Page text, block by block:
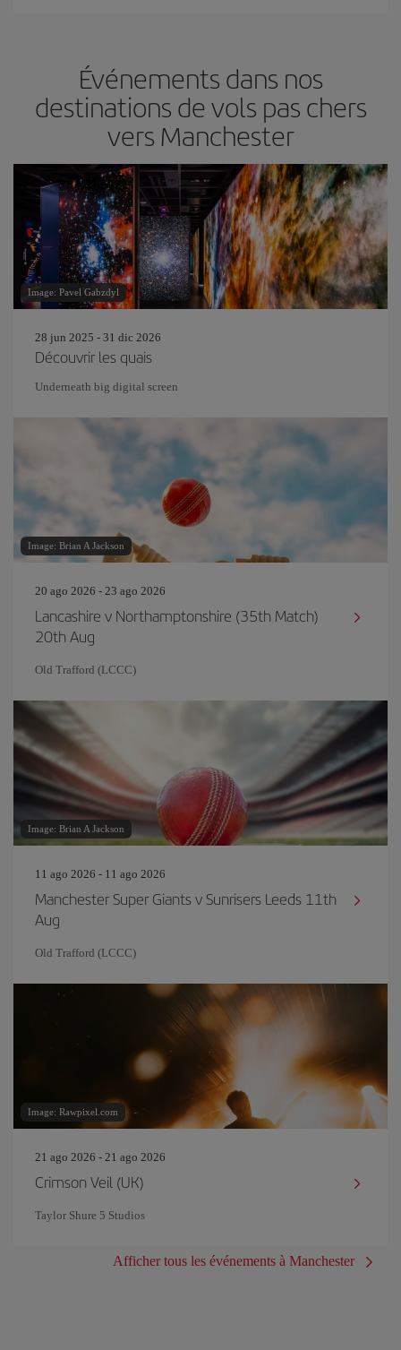
Événements dans nos
destinations de vols pas chers
vers Manchester
Image: Pavel Gabzdyl
28 jun 2025 - 31 dic 2026
Découvrir les quais
Underneath big digital screen
Image: Brian A Jackson
20 ago 2026 - 23 ago 2026
Lancashire v Northamptonshire (35th Match)
20th Aug
Old Trafford (LCCC)
Image: Brian A Jackson
11 ago 2026 - 11 ago 2026
Manchester Super Giants v Sunrisers Leeds 11th
Aug
Old Trafford (LCCC)
Image: Rawpixel.com
21 ago 2026 - 21 ago 2026
Crimson Veil (UK)
Taylor Shure 5 Studios
Afficher tous les événements à Manchester